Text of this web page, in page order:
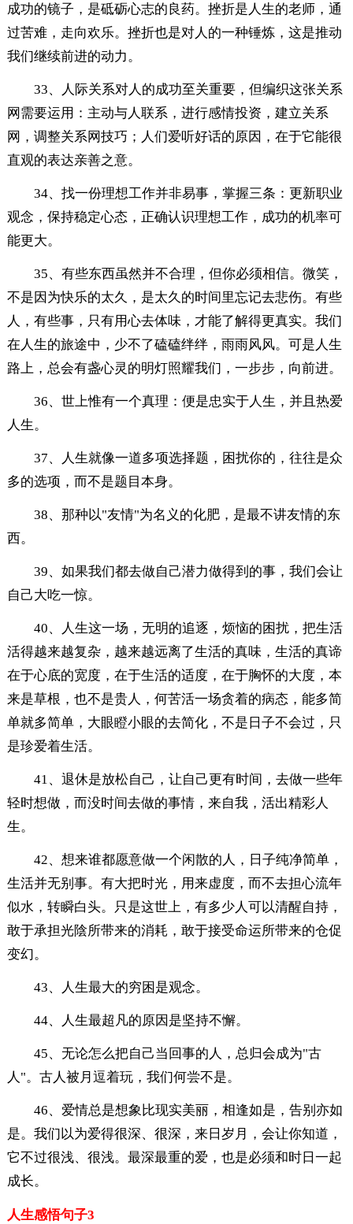
成功的镜子，是砥砺心志的良药。挫折是人生的老师，通
过苦难，走向欢乐。挫折也是对人的一种锤炼，这是推动
我们继续前进的动力。
33、人际关系对人的成功至关重要，但编织这张关系
网需要运用：主动与人联系，进行感情投资，建立关系
网，调整关系网技巧；人们爱听好话的原因，在于它能很
直观的表达亲善之意。
34、找一份理想工作并非易事，掌握三条：更新职业
观念，保持稳定心态，正确认识理想工作，成功的机率可
能更大。
35、有些东西虽然并不合理，但你必须相信。微笑，
不是因为快乐的太久，是太久的时间里忘记去悲伤。有些
人，有些事，只有用心去体味，才能了解得更真实。我们
在人生的旅途中，少不了磕磕绊绊，雨雨风风。可是人生
路上，总会有盏心灵的明灯照耀我们，一步步，向前进。
36、世上惟有一个真理：便是忠实于人生，并且热爱
人生。
37、人生就像一道多项选择题，困扰你的，往往是众
多的选项，而不是题目本身。
38、那种以"友情"为名义的化肥，是最不讲友情的东
西。
39、如果我们都去做自己潜力做得到的事，我们会让
自己大吃一惊。
40、人生这一场，无明的追逐，烦恼的困扰，把生活
活得越来越复杂，越来越远离了生活的真味，生活的真谛
在于心底的宽度，在于生活的适度，在于胸怀的大度，本
来是草根，也不是贵人，何苦活一场贪着的病态，能多简
单就多简单，大眼瞪小眼的去简化，不是日子不会过，只
是珍爱着生活。
41、退休是放松自己，让自己更有时间，去做一些年
轻时想做，而没时间去做的事情，来自我，活出精彩人
生。
42、想来谁都愿意做一个闲散的人，日子纯净简单，
生活并无别事。有大把时光，用来虚度，而不去担心流年
似水，转瞬白头。只是这世上，有多少人可以清醒自持，
敢于承担光陰所带来的消耗，敢于接受命运所带来的仓促
变幻。
43、人生最大的穷困是观念。
44、人生最超凡的原因是坚持不懈。
45、无论怎么把自己当回事的人，总归会成为"古
人"。古人被月逗着玩，我们何尝不是。
46、爱情总是想象比现实美丽，相逢如是，告别亦如
是。我们以为爱得很深、很深，来日岁月，会让你知道，
它不过很浅、很浅。最深最重的爱，也是必须和时日一起
成长。
人生感悟句子3